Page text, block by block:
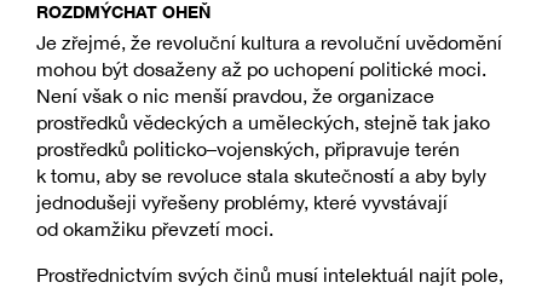
ROZDMÝCHAT OHEŇ
Je zřejmé, že revoluční kultura a revoluční uvědomění
mohou být dosaženy až po uchopení politické moci.
Není však o nic menší pravdou, že organizace
prostředků vědeckých a uměleckých, stejně tak jako
prostředků politicko–vojenských, připravuje terén
k tomu, aby se revoluce stala skutečností a aby byly
jednodušeji vyřešeny problémy, které vyvstávají
od okamžiku převzetí moci.
Prostřednictvím svých činů musí intelektuál najít pole,